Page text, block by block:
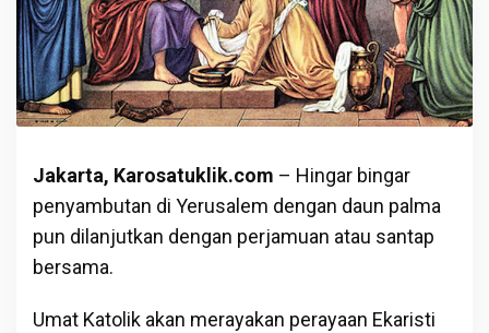
Jakarta, Karosatuklik.com – Hingar bingar
penyambutan di Yerusalem dengan daun palma
pun dilanjutkan dengan perjamuan atau santap
bersama.
Umat Katolik akan merayakan perayaan Ekaristi